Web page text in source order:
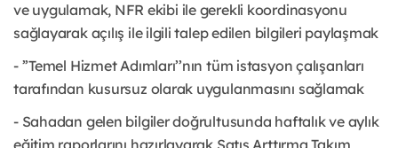
ve uygulamak, NFR ekibi ile gerekli koordinasyonu
sağlayarak açılış ile ilgili talep edilen bilgileri paylaşmak
- ’’Temel Hizmet Adımları’’nın tüm istasyon çalışanları
tarafından kusursuz olarak uygulanmasını sağlamak
- Sahadan gelen bilgiler doğrultusunda haftalık ve aylık